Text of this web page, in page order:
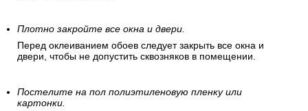
Плотно закройте все окна и двери.
Перед оклеиванием обоев следует закрыть все окна и
двери, чтобы не допустить сквозняков в помещении.
Постелите на пол полиэтиленовую пленку или
картонки.